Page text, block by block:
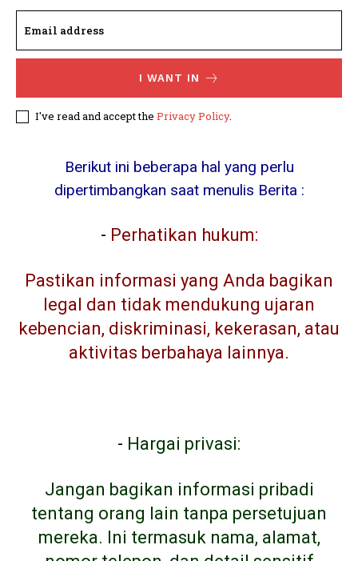
I WANT IN
I've read and accept the Privacy Policy.
Berikut ini beberapa hal yang perlu
dipertimbangkan saat menulis Berita :
- Perhatikan hukum:
Pastikan informasi yang Anda bagikan
legal dan tidak mendukung ujaran
kebencian, diskriminasi, kekerasan, atau
aktivitas berbahaya lainnya.
- Hargai privasi:
Jangan bagikan informasi pribadi
tentang orang lain tanpa persetujuan
mereka. Ini termasuk nama, alamat,